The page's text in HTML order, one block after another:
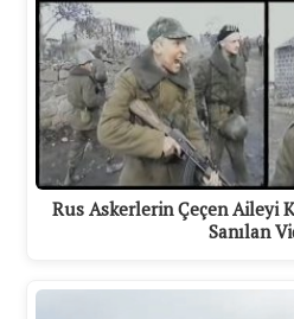
Rus Askerlerin Çeçen Aileyi
Sanılan